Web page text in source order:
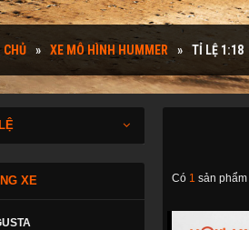
CHỦ XE MÔ HÌNH HUMMER TỈ LỆ 1:18
XE Có 1 sản phẩm